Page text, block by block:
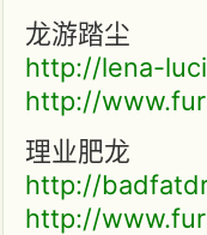
龙游踏尘
http://lena-
http://
理业肥龙
http://
http://